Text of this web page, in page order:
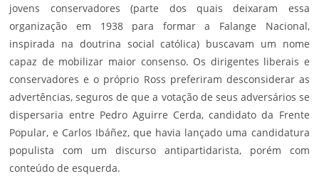
jovens conservadores (parte dos quais deixaram essa
organização em 1938 para formar a Falange Nacional,
inspirada na doutrina social católica) buscavam um nome
capaz de mobilizar maior consenso. Os dirigentes liberais e
conservadores e o próprio Ross preferiram desconsiderar as
advertências, seguros de que a votação de seus adversários se
dispersaria entre Pedro Aguirre Cerda, candidato da Frente
Popular, e Carlos Ibáñez, que havia lançado uma candidatura
populista com um discurso antipartidarista, porém com
conteúdo de esquerda.